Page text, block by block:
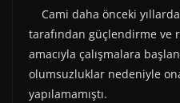
Cami daha önceki
tarafından güçlendirme ve
amacıyla çalışmalara
olumsuzluklar nedeniyle
yapılamamıştı.